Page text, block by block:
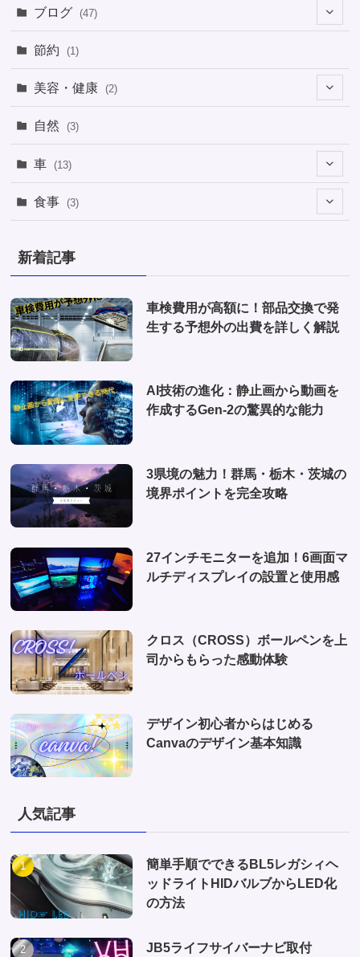
(1)
(1) (6)
(4)
(1)
(6)
ブログ (47)
節約 (1)
美容・健康 (2)
(1)
自然 (3)
車 (13)
(1)
(1)
(2)
(4)
食事 (3)
新着記事
車検費用が高額に！部品交換で発
生する予想外の出費を詳しく解説
AI技術の進化：静止画から動画を
作成するGen-2の驚異的な能力
3県境の魅力！群馬・栃木・茨城の
境界ポイントを完全攻略
27インチモニターを追加！6画面マ
ルチディスプレイの設置と使用感
クロス（CROSS）ボールペンを上
司からもらった感動体験
デザイン初心者からはじめる
Canvaのデザイン基本知識
人気記事
簡単手順でできるBL5レガシィヘ
ッドライトHIDバルブからLED化
の方法
JB5ライフサイバーナビ取付